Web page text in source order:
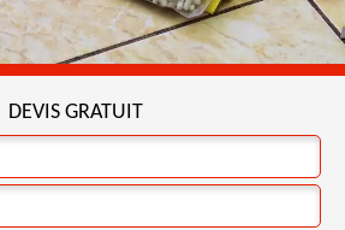
DEVIS GRATUIT